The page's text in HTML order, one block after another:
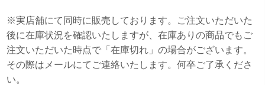
※実店舗にて同時に販売しております。ご注文いただいた
後に在庫状況を確認いたしますが、在庫ありの商品でもご
注文いただいた時点で「在庫切れ」の場合がございます。
その際はメールにてご連絡いたします。何卒ご了承くださ
い。